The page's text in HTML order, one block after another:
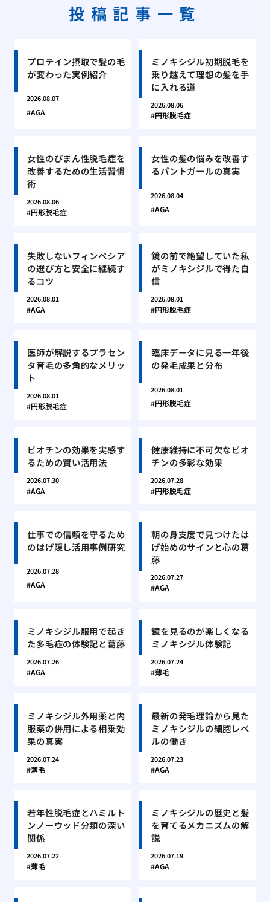
投稿記事一覧
プロテイン摂取で髪の毛
が変わった実例紹介
2026.08.07
AGA
ミノキシジル初期脱毛を
乗り越えて理想の髪を手
に入れる道
2026.08.06
円形脱毛症
女性のびまん性脱毛症を
改善するための生活習慣
術
2026.08.06
円形脱毛症
女性の髪の悩みを改善す
るパントガールの真実
2026.08.04
AGA
失敗しないフィンペシア
の選び方と安全に継続す
るコツ
2026.08.01
AGA
鏡の前で絶望していた私
がミノキシジルで得た自
信
2026.08.01
円形脱毛症
医師が解説するプラセン
タ育毛の多角的なメリッ
ト
2026.08.01
円形脱毛症
臨床データに見る一年後
の発毛成果と分布
2026.08.01
円形脱毛症
ビオチンの効果を実感す
るための賢い活用法
2026.07.30
AGA
健康維持に不可欠なビオ
チンの多彩な効果
2026.07.28
円形脱毛症
仕事での信頼を守るため
のはげ隠し活用事例研究
2026.07.28
AGA
朝の身支度で見つけたは
げ始めのサインと心の葛
藤
2026.07.27
AGA
ミノキシジル服用で起き
た多毛症の体験記と葛藤
2026.07.26
AGA
鏡を見るのが楽しくなる
ミノキシジル体験記
2026.07.24
薄毛
ミノキシジル外用薬と内
服薬の併用による相乗効
果の真実
2026.07.24
薄毛
最新の発毛理論から見た
ミノキシジルの細胞レベ
ルの働き
2026.07.23
AGA
若年性脱毛症とハミルト
ンノーウッド分類の深い
関係
2026.07.22
薄毛
ミノキシジルの歴史と髪
を育てるメカニズムの解
説
2026.07.19
AGA